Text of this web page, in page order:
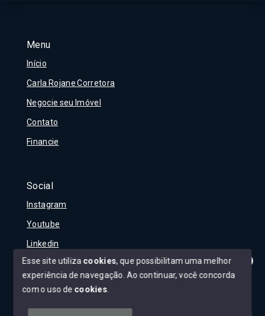
Olá! Tudo bem?
Menu
Início
Carla Rojane Corretora
Negocie seu Imóvel
Contato
Financie
Social
Instagram
Youtube
Linkedin
© Copyright 2026 - Carla Rojane - Todos os direitos
Esse site utiliza cookies, que possibilitam uma melhor
experiência de navegação. Ao continuar, você concorda
com o uso de cookies